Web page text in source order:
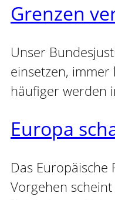
Grenzen
Unser
einsetzen,
häufiger werden
Europa
Das
Vorgehen